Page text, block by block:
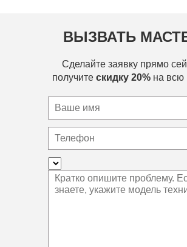
ВЫЗВАТЬ
Сделайте заявку прямо
получите скидку 20% на всю